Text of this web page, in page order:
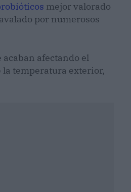
mejor valorado
avalado por numerosos
afectando el
la temperatura exterior,